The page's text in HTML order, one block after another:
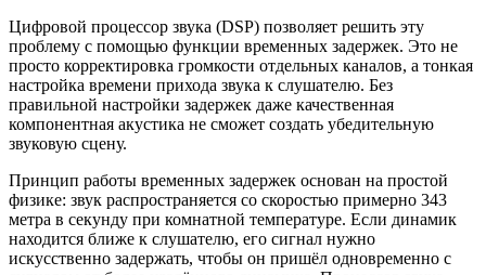
Цифровой процессор звука (DSP) позволяет решить эту
проблему с помощью функции временных задержек. Это не
просто корректировка громкости отдельных каналов, а тонкая
настройка времени прихода звука к слушателю. Без
правильной настройки задержек даже качественная
компонентная акустика не сможет создать убедительную
звуковую сцену.
Принцип работы временных задержек основан на простой
физике: звук распространяется со скоростью примерно 343
метра в секунду при комнатной температуре. Если динамик
находится ближе к слушателю, его сигнал нужно
искусственно задержать, чтобы он пришёл одновременно с